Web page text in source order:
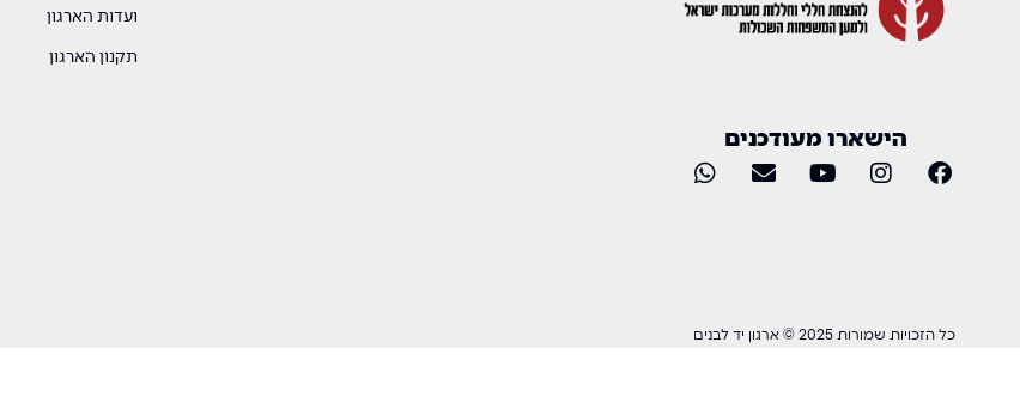
ועדות הארגון
תקנון הארגון
הישארו מעודכנים
כל הזכויות שמורות 2025 © ארגון יד לבנים